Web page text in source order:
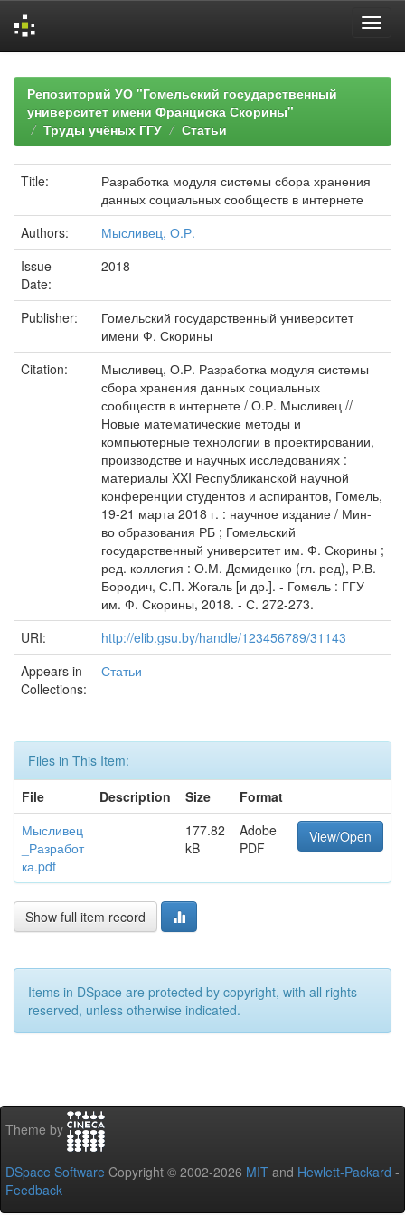
navigationРепозиторий УО "Гомельский государственный
университет имени Франциска Скорины"
Труды учёных ГГУ
Статьи
Title:
Разработка модуля системы сбора хранения
данных социальных сообществ в интернете
Authors:
Мысливец, О.Р.
Issue
Date:
2018
Publisher:
Гомельский государственный университет
имени Ф. Скорины
Citation:
Мысливец, О.Р. Разработка модуля системы
сбора хранения данных социальных
сообществ в интернете / О.Р. Мысливец //
Новые математические методы и
компьютерные технологии в проектировании,
производстве и научных исследованиях :
материалы XXI Республиканской научной
конференции студентов и аспирантов, Гомель,
19-21 марта 2018 г. : научное издание / Мин-
во образования РБ ; Гомельский
государственный университет им. Ф. Скорины ;
ред. коллегия : О.М. Демиденко (гл. ред), Р.В.
Бородич, С.П. Жогаль [и др.]. - Гомель : ГГУ
им. Ф. Скорины, 2018. - С. 272-273.
URI:
http://elib.gsu.by/handle/123456789/31143
Appears in
Collections:
Статьи
Files in This Item:
File
Description Size
Format
Мысливец
_Разработ
ка.pdf
177.82
kB
Adobe
PDF
View/Open
Show full item record
Items in DSpace are protected by copyright, with all rights
reserved, unless otherwise indicated.
Theme by
DSpace Software Copyright © 2002-2026 MIT and Hewlett-Packard -
Feedback